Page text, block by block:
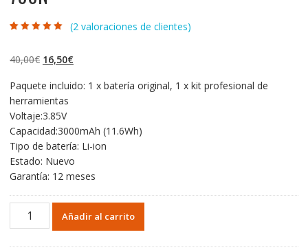
valoraciones de
(2valoraciones de clientes)
40,00€ El
original
era:
40,00€.
16,50€El
actual
Paquete incluido: 1 x batería original, 1 x kit profesional de
herramientas
Voltaje:3.85V
Capacidad:3000mAh (11.6Wh)
Tipo de batería: Li-ion
Estado: Nuevo
Garantía: 12 meses
Batería
original
Añadir al carrito